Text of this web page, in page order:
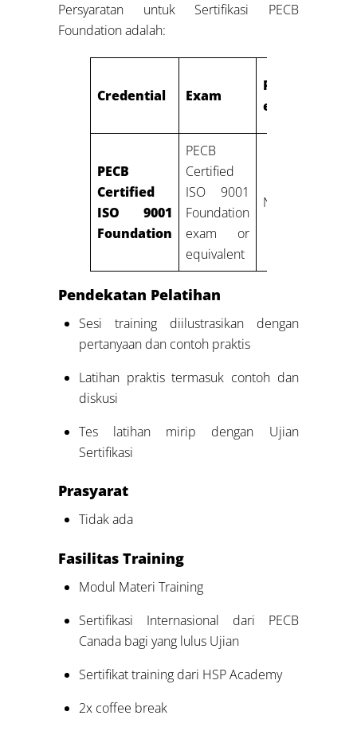
Persyaratan untuk Sertifikasi PECB
Foundation adalah:
Credential Exam
Professional
experience
PECB
Certified
ISO 9001
Foundation
PECB
Certified
ISO 9001
Foundation
exam or
equivalent
None
Pendekatan Pelatihan
Sesi training diilustrasikan dengan
pertanyaan dan contoh praktis
Latihan praktis termasuk contoh dan
diskusi
Tes latihan mirip dengan Ujian
Sertifikasi
Prasyarat
Tidak ada
Fasilitas Training
Modul Materi Training
Sertifikasi Internasional dari PECB
Canada bagi yang lulus Ujian
Sertifikat training dari HSP Academy
2x coffee break